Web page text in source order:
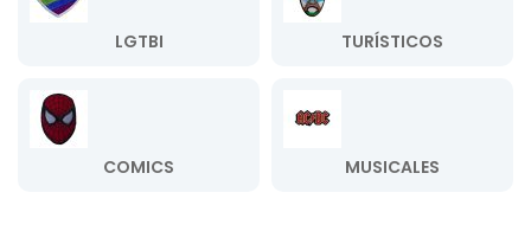
LGTBI TURÍSTICOS
COMICS MUSICALES